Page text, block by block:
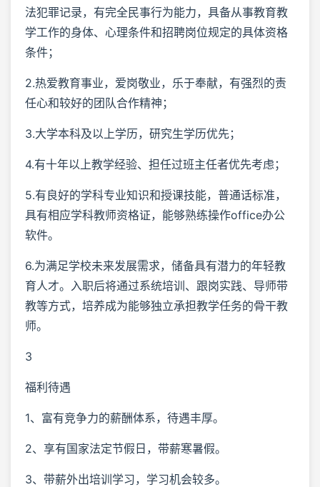
法犯罪记录，有完全民事行为能力，具备从事教育教
学工作的身体、心理条件和招聘岗位规定的具体资格
条件；
2.热爱教育事业，爱岗敬业，乐于奉献，有强烈的责
任心和较好的团队合作精神；
3.大学本科及以上学历，研究生学历优先；
4.有十年以上教学经验、担任过班主任者优先考虑；
5.有良好的学科专业知识和授课技能，普通话标准，
具有相应学科教师资格证，能够熟练操作office办公
软件。
6.为满足学校未来发展需求，储备具有潜力的年轻教
育人才。入职后将通过系统培训、跟岗实践、导师带
教等方式，培养成为能够独立承担教学任务的骨干教
师。
3
福利待遇
1、富有竞争力的薪酬体系，待遇丰厚。
2、享有国家法定节假日，带薪寒暑假。
3、带薪外出培训学习，学习机会较多。